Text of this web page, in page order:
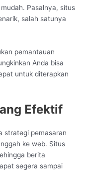
Pasalnya, situs
salah satunya
pemantauan
Anda bisa
untuk diterapkan
Efektif
strategi pemasaran
ke web. Situs
berita
segera sampai